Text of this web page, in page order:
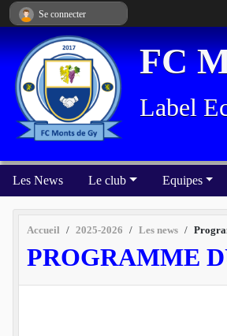
FC
Label
Les News Le club Equipes
Accueil 2025-2026 Les news
PROGRAMME
Se connecter
Panneau de gestion des cookies